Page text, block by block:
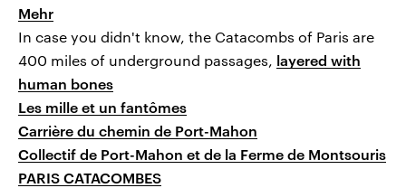
Mehr
In case you didn't know, the Catacombs of Paris are
400 miles of underground passages, layered with
human bones
Les mille et un fantômes
Carrière du chemin de Port-Mahon
Collectif de Port-Mahon et de la Ferme de Montsouris
PARIS CATACOMBES